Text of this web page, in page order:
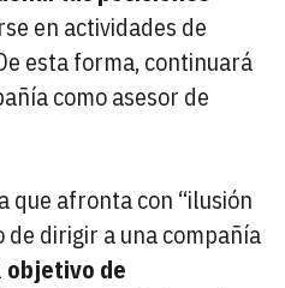
en actividades de
esta forma, continuará
como asesor de
que afronta con “ilusión
dirigir a una compañía
objetivo de